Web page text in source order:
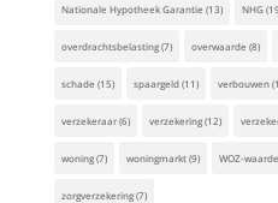
Nationale Hypotheek Garantie (13) NHG
overdrachtsbelasting(7) overwaarde (8)
schade (15) spaargeld(11) verbouwen
verzekeraar(6) verzekering(12)
woning(7) woningmarkt(9) WOZ-waarde
zorgverzekering(7)